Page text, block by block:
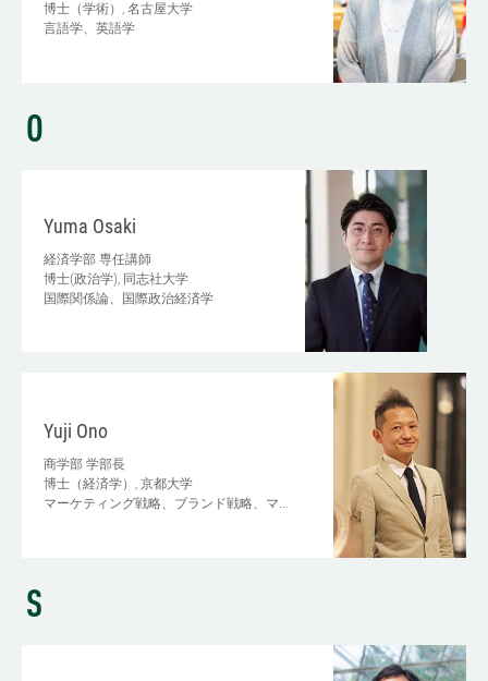
博士（学術）, 名古屋大学
言語学、英語学
O
Yuma Osaki
経済学部 専任講師
博士(政治学), 同志社大学
国際関係論、国際政治経済学
Yuji Ono
商学部 学部長
博士（経済学）, 京都大学
マーケティング戦略、ブランド戦略、マ...
S